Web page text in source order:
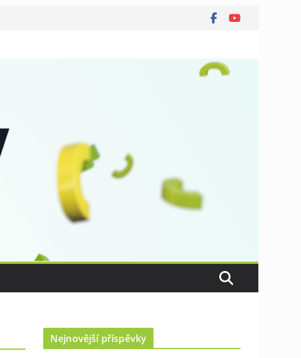
Nejnovější příspěvky